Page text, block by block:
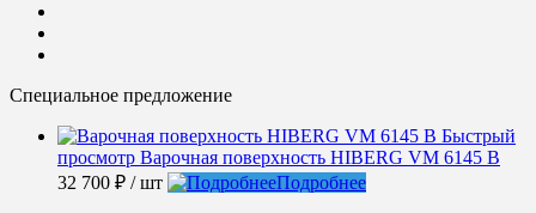
Специальное предложение
Быстрый
просмотр Варочная поверхность HIBERG VM 6145 B
32 700 ₽ / шт Подробнее